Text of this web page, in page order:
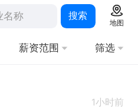
搜索
地图
薪资范围 筛选
1小时前